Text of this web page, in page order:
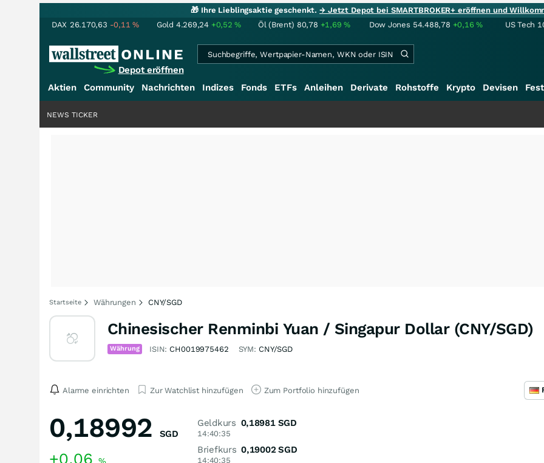
🎁 Ihre Lieblingsaktie geschenkt.→ Jetzt Depot bei SMARTBROKER+ eröffnen und
DAX 26.170,63 -0,11% Gold 4.269,24 +0,52% Öl (Brent) 80,78 +1,69% Dow Jones 54.488,78 +0,16% US Tech
Depot eröffnen
Aktien Community Nachrichten Indizes Fonds ETFs Anleihen Derivate Rohstoffe Krypto Devisen
NEWS TICKER
Startseite Währungen CNY/SGD
Chinesischer Renminbi Yuan / Singapur Dollar (CNY/SGD)
Währung ISIN: CH0019975462 SYM: CNY/SGD
Alarme einrichten Zur Watchlist hinzufügen Zum Portfolio hinzufügen
0,18992 SGD
+0,06
Geldkurs
14:40:35
0,18981 SGD
Briefkurs
14:40:35
0,19002 SGD